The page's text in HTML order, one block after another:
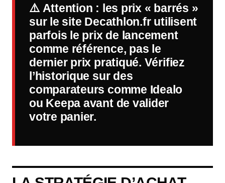
⚠️Attention : les prix « barrés »
sur le site Decathlon.fr utilisent
parfois le prix de lancement
comme référence, pas le
dernier prix pratiqué. Vérifiez
l’historique sur des
comparateurs comme Idealo
ou Keepa avant de valider
votre panier.